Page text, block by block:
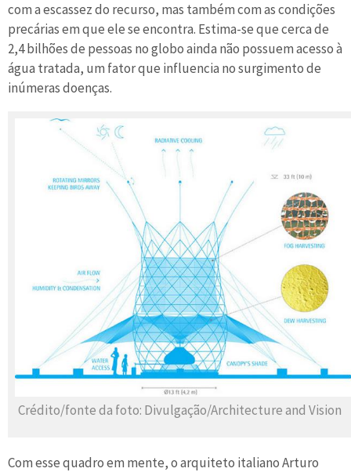
com a escassez do recurso, mas também com as condições
precárias em que ele se encontra. Estima-se que cerca de
2,4 bilhões de pessoas no globo ainda não possuem acesso à
água tratada, um fator que influencia no surgimento de
inúmeras doenças.
Crédito/fonte da foto: Divulgação/Architecture and Vision
Com esse quadro em mente, o arquiteto italiano Arturo